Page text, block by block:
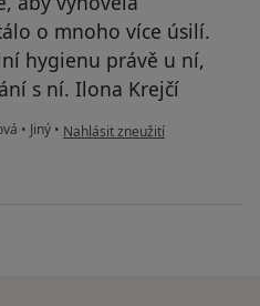
o mnoho více úsilí.
hygienu právě u ní,
s ní. Ilona Krejčí
• Jiný • podle názoru uživatele Ilona
Nahlásit zneužití